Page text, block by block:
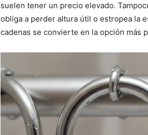
suelen tener un precio elevado.
obliga a perder altura útil o estropea la
cadenas se convierte en la opción más